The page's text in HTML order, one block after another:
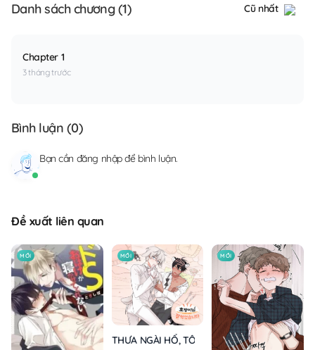
Danh sách chương (1) Cũ nhất
Chapter 1
3 tháng trước
Bình luận (0)
Bạn cần đăng nhậpđể bình luận.
Đề xuất liên quan
MỚI MỚI
THƯA NGÀI HỔ, TÔI ĐÃ ĂN RẤT NGON MIỆNG
MỚI